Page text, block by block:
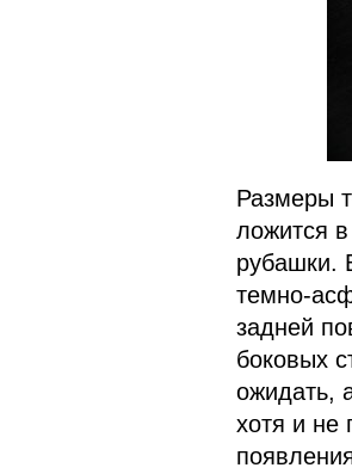
Размеры
ложится
рубашки.
темно-
задней
боковых
ожидать,
хотя и не